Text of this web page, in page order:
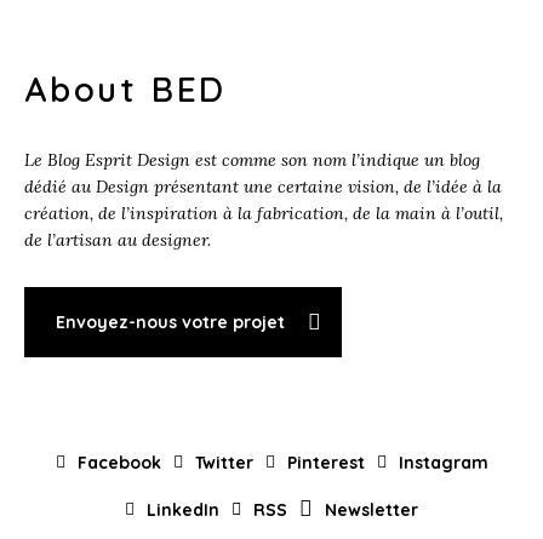
About BED
Le Blog Esprit Design est comme son nom l’indique un blog
dédié au Design présentant une certaine vision, de l’idée à la
création, de l’inspiration à la fabrication, de la main à l’outil,
de l’artisan au designer.
Envoyez-nous votre projet
Facebook Twitter Pinterest Instagram
LinkedIn RSS Newsletter